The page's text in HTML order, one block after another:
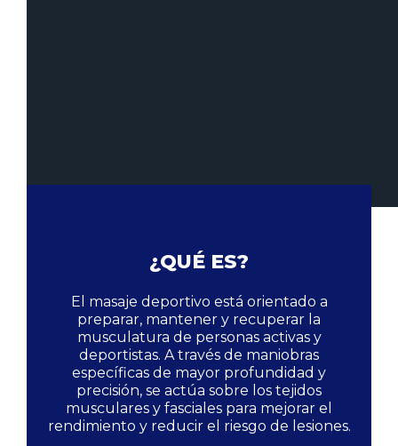
¿QUÉ ES?
El masaje deportivo está orientado a
preparar, mantener y recuperar la
musculatura de personas activas y
deportistas. A través de maniobras
específicas de mayor profundidad y
precisión, se actúa sobre los tejidos
musculares y fasciales para mejorar el
rendimiento y reducir el riesgo de lesiones.